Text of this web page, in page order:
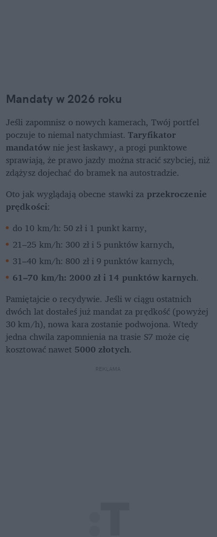
Mandaty w 2026 roku
Jeśli zapomnisz o nowych kamerach, Twój portfel
poczuje to niemal natychmiast. Taryfikator
mandatów nie jest łaskawy, a progi punktowe
sprawiają, że prawo jazdy można stracić szybciej, niż
zdążysz dojechać do bramek na autostradzie.
Oto jak wyglądają obecne stawki za przekroczenie
prędkości:
do 10 km/h: 50 zł i 1 punkt karny,
21–25 km/h: 300 zł i 5 punktów karnych,
31–40 km/h: 800 zł i 9 punktów karnych,
61–70 km/h: 2000 zł i 14 punktów karnych.
Pamiętajcie o recydywie. Jeśli w ciągu ostatnich
dwóch lat dostałeś już mandat za prędkość (powyżej
30 km/h), nowa kara zostanie podwojona. Wtedy
jedna chwila zapomnienia na trasie S7 może cię
kosztować nawet 5000 złotych.
REKLAMA